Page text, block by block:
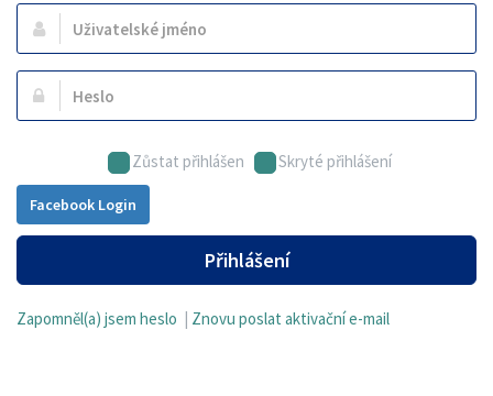
Uživatelské
jméno:
Heslo:
Zůstat přihlášen Skryté přihlášení
Facebook Login
Přihlášení
Zapomněl(a) jsem heslo Znovu poslat aktivační e-mail